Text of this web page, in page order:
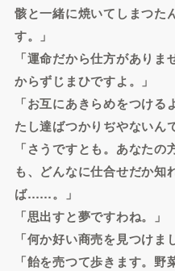
骸と一緒に焼いてしまつた
す。」
「運命だから仕方があり
からずじまひですよ。」
「お互にあきらめをつけ
たし達ばつかりぢやないん
「さうですとも。あなた
も、どんなに仕合せだか知
ば……。」
「思出すと夢ですわね。」
「何か好い商売を見つけま
「飴を売つて歩きます。野